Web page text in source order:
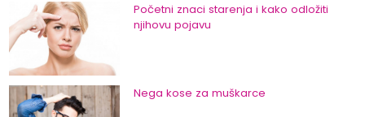
Početni znaci starenja i kako odložiti
njihovu pojavu
Nega kose za muškarce